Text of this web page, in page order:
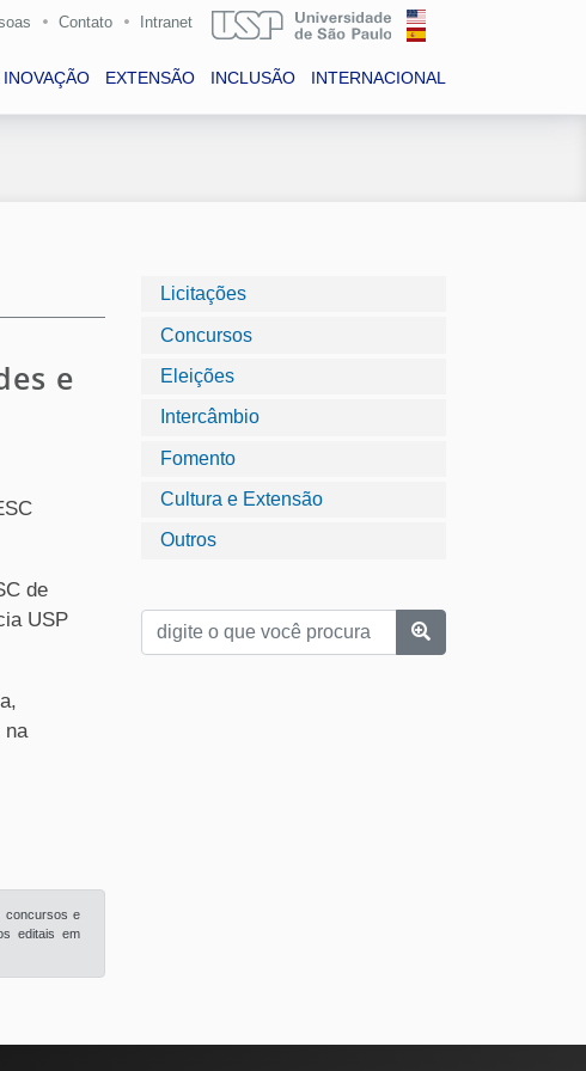
Contato Intranet
EXTENSÃO INCLUSÃO INTERNACIONAL
Licitações
Concursos
Eleições
Intercâmbio
Fomento
Cultura e Extensão
Outros
e
de
USP
na
concursos e
editais em